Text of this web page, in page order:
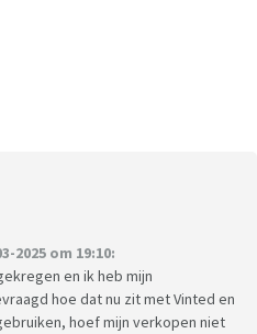
2025 om 19:10:
en ik heb mijn
hoe dat nu zit met Vinted en
hoef mijn verkopen niet